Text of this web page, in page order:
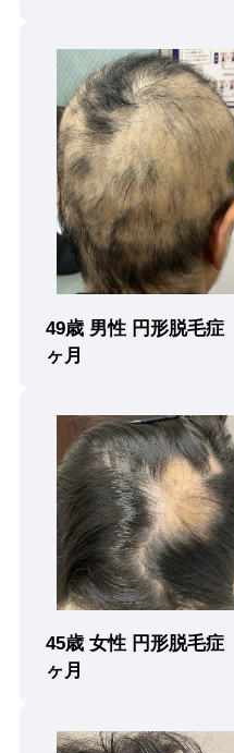
49歳 男性 円形脱毛症
ヶ月
45歳 女性 円形脱毛症
ヶ月